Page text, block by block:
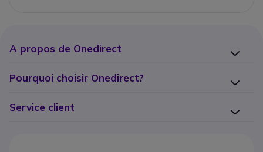
A propos de Onedirect
Pourquoi choisir Onedirect?
Service client